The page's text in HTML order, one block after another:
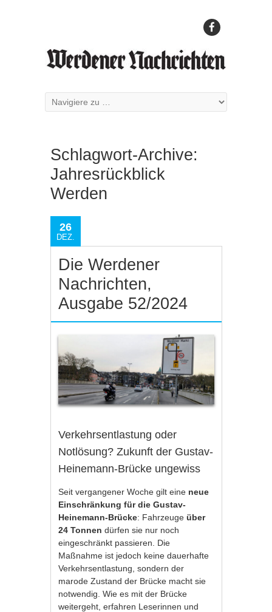
Schlagwort-Archive:
Jahresrückblick
Werden
26
DEZ.
Die Werdener
Nachrichten,
Ausgabe 52/2024
Verkehrsentlastung oder
Notlösung? Zukunft der Gustav-
Heinemann-Brücke ungewiss
Seit vergangener Woche gilt eine neue
Einschränkung für die Gustav-
Heinemann-Brücke: Fahrzeugeüber
24 Tonnendürfen sie nur noch
eingeschränkt passieren. Die
Maßnahme ist jedoch keine dauerhafte
Verkehrsentlastung, sondern der
marode Zustand der Brücke macht sie
notwendig. Wie es mit der Brücke
weitergeht, erfahren Leserinnen und